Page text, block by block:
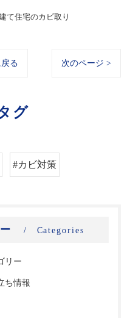
て住宅のカビ取り
る 次のページ >
グ
#カビ対策
Categories
リー
ち情報